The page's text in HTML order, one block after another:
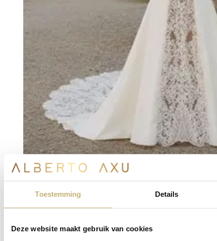
Toestemming Details
Deze website maakt gebruik van cookies
Renate vanaf €2.495